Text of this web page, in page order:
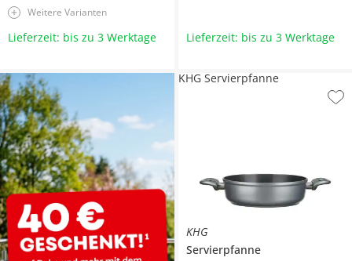
Weitere Varianten
Lieferzeit: bis zu 3 Werktage Lieferzeit: bis zu 3 Werktage
KHG
Servierpfanne
KHG Servierpfanne